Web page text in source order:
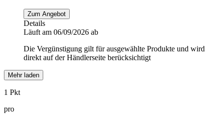
Zum Angebot
Details
Läuft am 06/09/2026 ab
Die Vergünstigung gilt für ausgewählte Produkte und wird
direkt auf der Händlerseite berücksichtigt
Mehr laden
1 Pkt
pro